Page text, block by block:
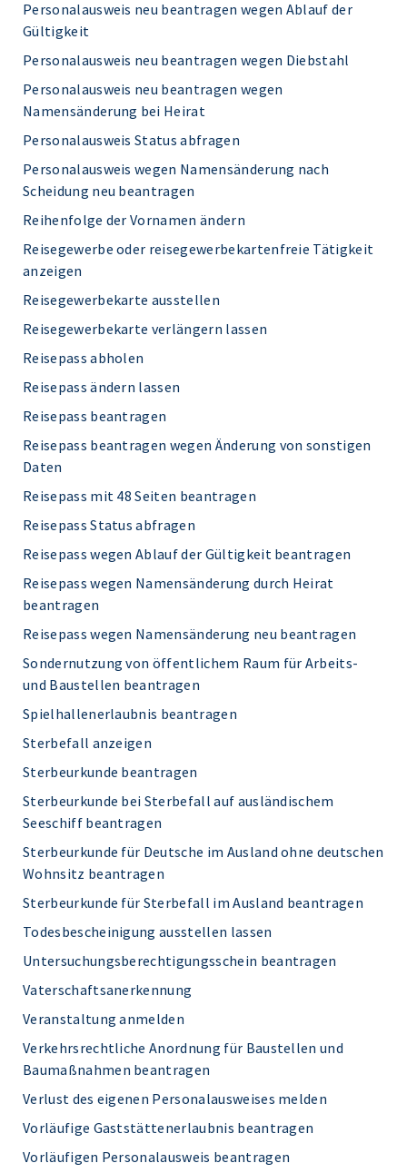
Personalausweis neu beantragen wegen Ablauf der
Gültigkeit
Personalausweis neu beantragen wegen Diebstahl
Personalausweis neu beantragen wegen
Namensänderung bei Heirat
Personalausweis Status abfragen
Personalausweis wegen Namensänderung nach
Scheidung neu beantragen
Reihenfolge der Vornamen ändern
Reisegewerbe oder reisegewerbekartenfreie Tätigkeit
anzeigen
Reisegewerbekarte ausstellen
Reisegewerbekarte verlängern lassen
Reisepass abholen
Reisepass ändern lassen
Reisepass beantragen
Reisepass beantragen wegen Änderung von sonstigen
Daten
Reisepass mit 48 Seiten beantragen
Reisepass Status abfragen
Reisepass wegen Ablauf der Gültigkeit beantragen
Reisepass wegen Namensänderung durch Heirat
beantragen
Reisepass wegen Namensänderung neu beantragen
Sondernutzung von öffentlichem Raum für Arbeits-
und Baustellen beantragen
Spielhallenerlaubnis beantragen
Sterbefall anzeigen
Sterbeurkunde beantragen
Sterbeurkunde bei Sterbefall auf ausländischem
Seeschiff beantragen
Sterbeurkunde für Deutsche im Ausland ohne deutschen
Wohnsitz beantragen
Sterbeurkunde für Sterbefall im Ausland beantragen
Todesbescheinigung ausstellen lassen
Untersuchungsberechtigungsschein beantragen
Vaterschaftsanerkennung
Veranstaltung anmelden
Verkehrsrechtliche Anordnung für Baustellen und
Baumaßnahmen beantragen
Verlust des eigenen Personalausweises melden
Vorläufige Gaststättenerlaubnis beantragen
Vorläufigen Personalausweis beantragen